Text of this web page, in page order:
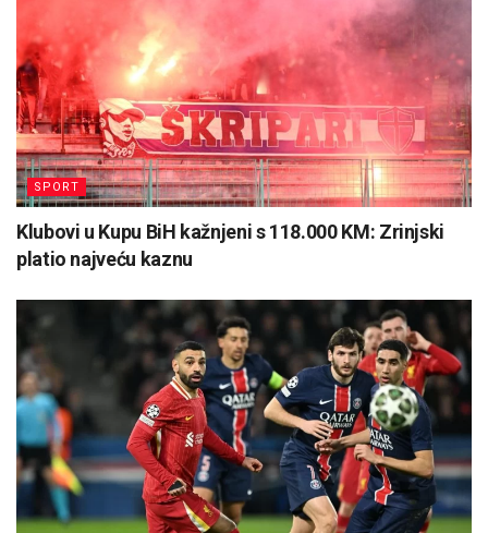
SPORT
Klubovi u Kupu BiH kažnjeni s 118.000 KM: Zrinjski
platio najveću kaznu